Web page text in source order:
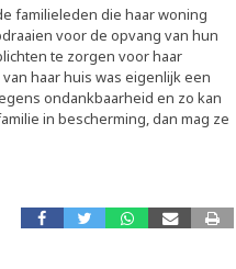
familieleden die haar woning
voor de opvang van hun
te zorgen voor haar
haar huis was eigenlijk een
ondankbaarheid en zo kan
in bescherming, dan mag ze